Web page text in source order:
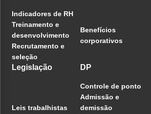
Indicadores de RH
Treinamento e
desenvolvimento
Recrutamento e
seleção
Benefícios
corporativos
Legislação
Leis trabalhistas
DP
Controle de ponto
Admissão e
demissão